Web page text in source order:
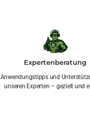
Expertenberatung
Anwendungstipps und
unseren Experten – gezielt und